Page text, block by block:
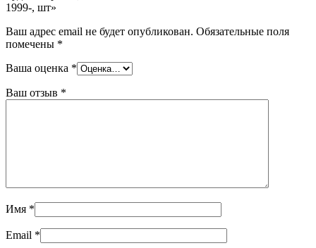
1999-, шт»
Ваш адрес email не будет опубликован. Обязательные поля
помечены *
Ваша оценка *
Ваш отзыв *
Имя *
Email *